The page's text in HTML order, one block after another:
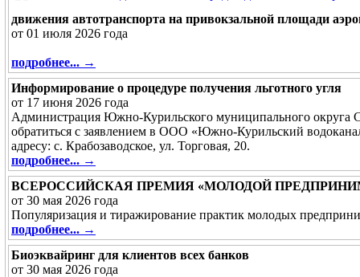
движения автотранспорта на привокзальной площади
от 01 июля 2026 года
подробнее... →
Информирование о процедуре получения льготного угля
от 17 июня 2026 года
Администрация Южно-Курильского муниципального округа
обратиться с заявлением в ООО «Южно-Курильский
адресу: с. Крабозаводское, ул. Торговая, 20.
подробнее... →
ВСЕРОССИЙСКАЯ ПРЕМИЯ «МОЛОДОЙ
от 30 мая 2026 года
Популяризация и тиражирование практик молодых
подробнее... →
Биоэквайринг для клиентов всех банков
от 30 мая 2026 года